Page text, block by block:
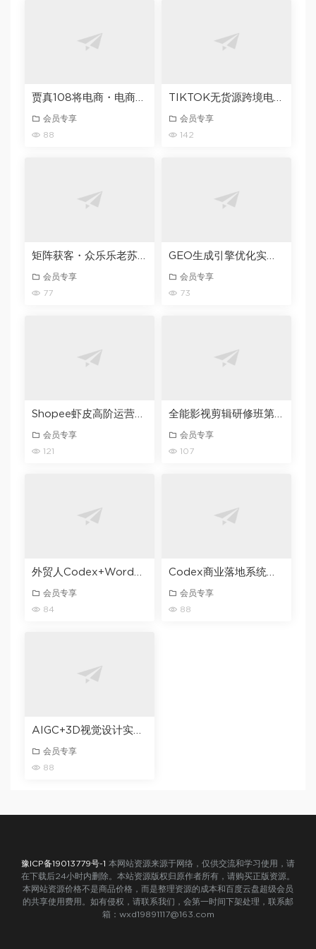
贾真108将电商・电商圈实战干货（2023-2026年），覆盖淘系、拼多多、抖音、小红书等多平台，助力电商人避开坑、提效率、稳盈利
会员专享
88
TIKTOK无货源跨境电商防封指南10条视频带货流程让自己的店铺持续出单【文档】
会员专享
142
矩阵获客・众乐乐老苏・6月26-28号线下课，14小时录音+字幕+课件资料，完整保姆级矩阵实操手法与案例拆解，全程干货
会员专享
77
GEO生成引擎优化实战课，从入门到精通，破解AI时代的流量与品牌密码
会员专享
73
Shopee虾皮高阶运营精英特训营，高阶运营技巧+流量提升+转化率优化，助你业绩翻倍（更新26年7月）
会员专享
121
全能影视剪辑研修班第1期｜PR/FCPX/达芬奇三软件全覆盖・剪辑思维・商业实战・调色包装全链路系统课
会员专享
107
外贸人Codex+WordPress建站课，AI建站・外贸独立站・询盘承接，从0到1学会用Codex辅助建站
会员专享
84
Codex商业落地系统实战课，零基础零门槛新手小白也能学会，打造自己的AI自动化工作流+产品系统
会员专享
88
AIGC+3D视觉设计实战训练营
会员专享
88
豫ICP备19013779号-1 本网站资源来源于网络，仅供交流和学习使用，请
在下载后24小时内删除。本站资源版权归原作者所有，请购买正版资源。
本网站资源价格不是商品价格，而是整理资源的成本和百度云盘超级会员
的共享使用费用。如有侵权，请联系我们，会第一时间下架处理，联系邮
箱：wxd19891117@163.com